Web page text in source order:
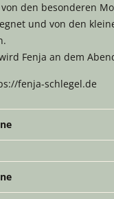
den besonderen
und von den
Fenja an dem
fenja-schlegel.de